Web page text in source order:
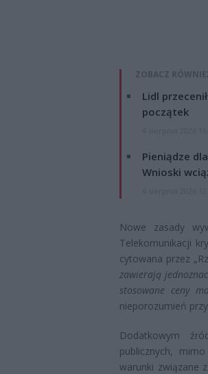
ZOBACZ
Lidl
początek
Pieniądze
Wnioski
Nowe zasady
Telekomunikacji
cytowana przez
zawierają
stosowane ceny
nieporozumień
Dodatkowym
publicznych,
warunki związane